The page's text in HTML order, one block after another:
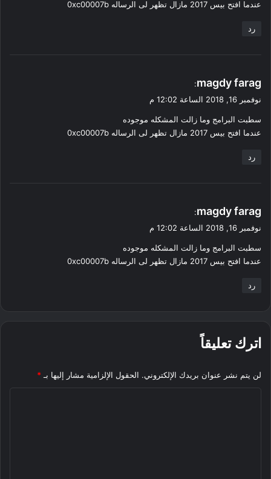
عندما افتح بيس 2017 مازال تظهر لى الرساله 0xc00007b
رد
ي
ل
magdy farag
:
نوفمبر 16, 2018 الساعة 12:02 م
سطبت البرامج وما زالت المشكله موجوده
عندما افتح بيس 2017 مازال تظهر لى الرساله 0xc00007b
رد
ي
ل
magdy farag
:
نوفمبر 16, 2018 الساعة 12:02 م
سطبت البرامج وما زالت المشكله موجوده
عندما افتح بيس 2017 مازال تظهر لى الرساله 0xc00007b
رد
اترك تعليقاً
لن يتم نشر عنوان بريدك الإلكتروني. الحقول الإلزامية مشار إليها بـ *